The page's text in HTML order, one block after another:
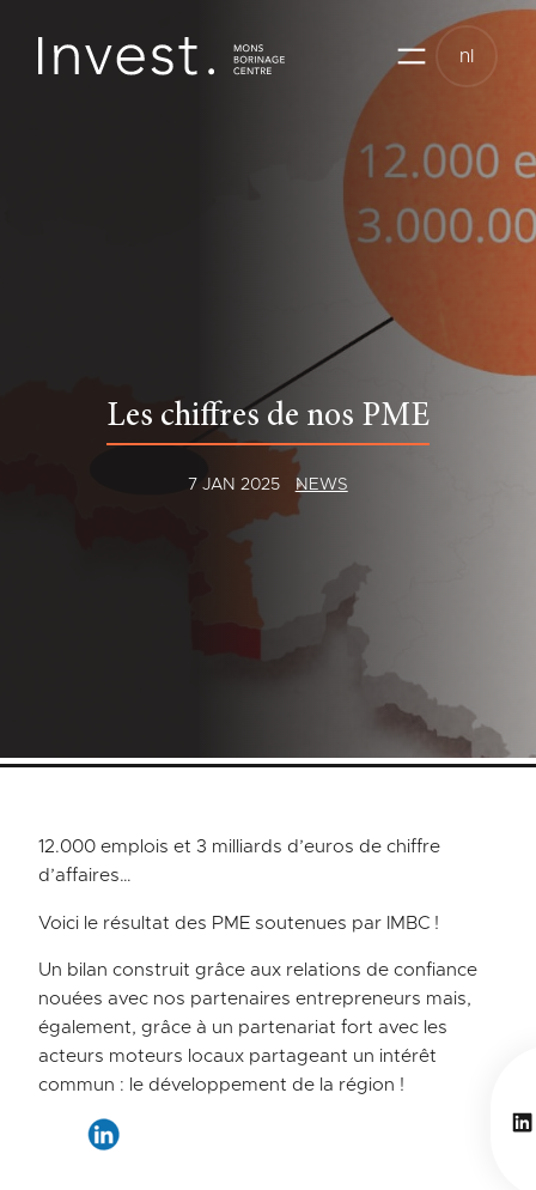
content
nl
Les chiffres de nos PME
7 JAN 2025 NEWS
12.000 emplois et 3 milliards d’euros de chiffre
d’affaires…
Voici le résultat des PME soutenues par IMBC !
Un bilan construit grâce aux relations de confiance
nouées avec nos partenaires entrepreneurs mais,
également, grâce à un partenariat fort avec les
acteurs moteurs locaux partageant un intérêt
commun : le développement de la région !